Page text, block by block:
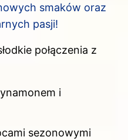
smaków oraz
pasji!
połączenia z
i
sezonowymi